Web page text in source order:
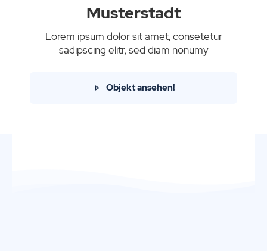
Musterstadt
Lorem ipsum dolor sit amet, consetetur
sadipscing elitr, sed diam nonumy
Objekt ansehen!